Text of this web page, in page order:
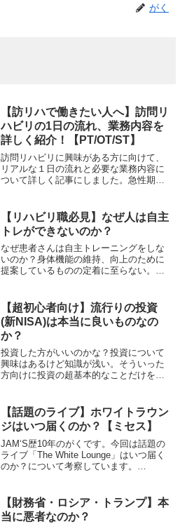
がく
【訪リハで働きたい人へ】訪問リ
ハビリの1日の流れ、業務内容を
詳しく紹介！【PT/OT/ST】
訪問リハビリに興味がある方に向けて、
リアルな１日の流れと必要な業務内容に
ついて詳しく記事にしました。急性期・
つ内容にもなっていますので、この機会
に最後までチェックしておきましょう。
【リハビリ職必見】なぜ人は自主
トレができないのか？
なぜ患者さんは自主トレーニングをしな
いのか？身体機能の維持、向上のために
提案しているものの定着に至らない。こ
組めない理由、その解決方法について説
明しています。明日から取り入れれる知
識になります。
【超初心者向け】流行りの投資
(新NISA)は本当に良いものなの
か？
投資した方がいいのかな？投資について
興味はあるけど知識が浅い。そういった
方向けに投資の超基本的なことだけをま
なのか？しっかりと自身で考えてもらえ
ればと思います。
【話題のライブ】ホワイトラウン
ジはいつ届くのか？【ミセス】
JAM‘S歴10年のがくです。今回は話題の
ライブ「The White Lounge」はいつ届く
のか？について考察しています。
替品が届かず不安に思っている方に向け
て書いています。
【財務省・ロシア・トランプ】本
当に悪者なのか？